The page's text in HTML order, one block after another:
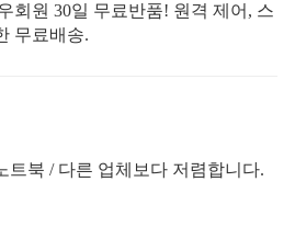
회원 30일 무료반품! 원격 제어, 스
무료배송.
트북 / 다른 업체보다 저렴합니다.